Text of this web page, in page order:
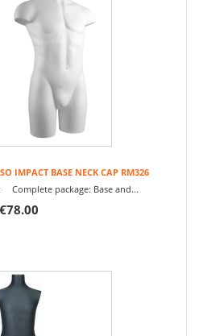
IMPACT BASE NECK CAP RM326
Complete package: Base and...
€78.00